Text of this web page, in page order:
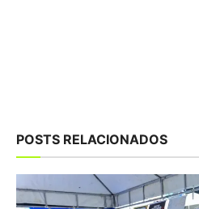
POSTS RELACIONADOS